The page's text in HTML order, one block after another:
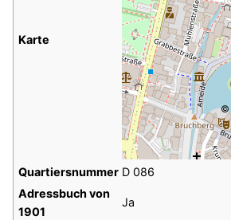
Karte
©
Quartiersnummer D 086
Adressbuch von
1901
Ja